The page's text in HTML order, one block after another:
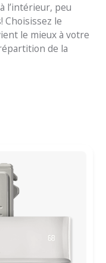
l’intérieur, peu
Choisissez le
le mieux à votre
de la